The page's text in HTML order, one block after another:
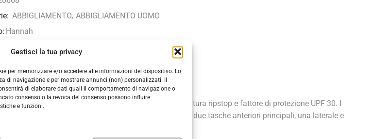
Gestisci la tua privacy
per memorizzare e/o accedere alle informazioni del dispositivo. Lo
di navigazione e per mostrare annunci (non) personalizzati. Il
di elaborare dati quali il comportamento di navigazione o
consenso o la revoca del consenso possono influire
e funzioni.
ABBIGLIAMENTO, ABBIGLIAMENTO UOMO
Hannah
INFORMAZIONI AGGIUNTIVE
Questo è un materiale estivo popolare con finitura ripstop e fattore di protezione UPF 30. I
La vita con cintura è regolabile e i pantaloni hanno due tasche anteriori principali, una laterale e